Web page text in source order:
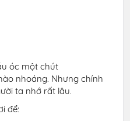
óc một chút
nhoáng. Nhưng chính
ta nhớ rất lâu.
để: